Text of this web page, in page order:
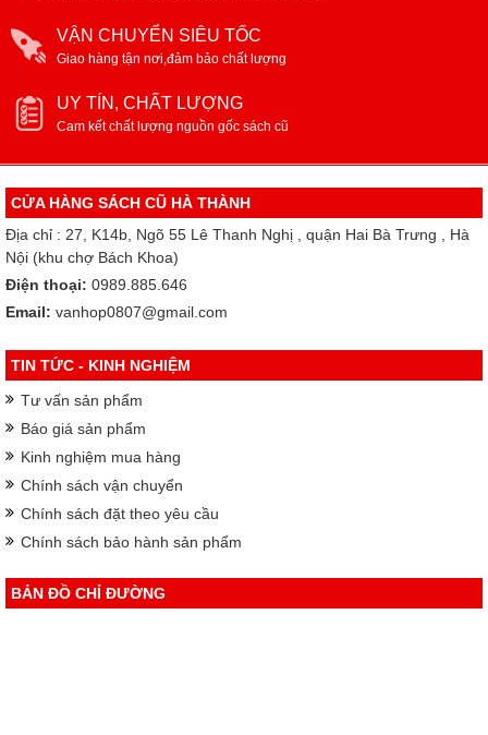
VẬN CHUYỂN SIÊU TỐC
Giao hàng tận nơi,đảm bảo chất lượng
UY TÍN, CHẤT LƯỢNG
Cam kết chất lượng nguồn gốc sách cũ
CỬA HÀNG SÁCH CŨ HÀ THÀNH
Địa chỉ : 27, K14b, Ngõ 55 Lê Thanh Nghị , quận Hai Bà Trưng , Hà
Nội (khu chợ Bách Khoa)
Điện thoại: 0989.885.646
Email: vanhop0807@gmail.com
TIN TỨC - KINH NGHIỆM
Tư vấn sản phẩm
Báo giá sản phẩm
Kinh nghiệm mua hàng
Chính sách vận chuyển
Chính sách đặt theo yêu cầu
Chính sách bảo hành sản phẩm
BẢN ĐỒ CHỈ ĐƯỜNG